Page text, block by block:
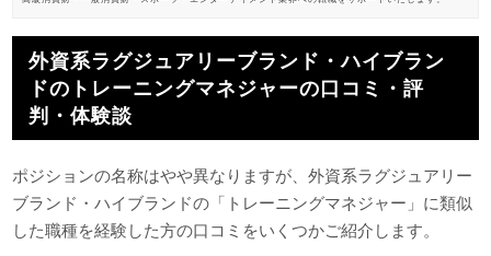
外資系ラグジュアリーブランド・ハイブラン
ドのトレーニングマネジャーの口コミ・評
判・体験談
ポジションの名称はやや異なりますが、外資系ラグジュアリー
ブランド・ハイブランドの「トレーニングマネジャー」に類似
した職種を経験した方の口コミをいくつかご紹介します。